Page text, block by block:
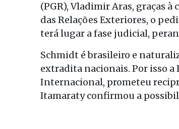
(PGR), Vladimir Aras, graças
das Relações Exteriores, o
terá lugar a fase judicial,
Schmidt é brasileiro e
extradita nacionais. Por isso a
Internacional, prometeu
Itamaraty confirmou a